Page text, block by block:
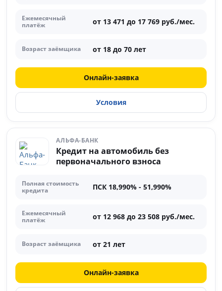
Ежемесячный
платёж
от 13 471 до 17 769 руб./мес.
Возраст заёмщика от 18 до 70 лет
Онлайн-заявка
Условия
АЛЬФА-БАНК
Кредит на автомобиль без
первоначального взноса
Полная стоимость
кредита
ПСК 18,990% - 51,990%
Ежемесячный
платёж
от 12 968 до 23 508 руб./мес.
Возраст заёмщика от 21 лет
Онлайн-заявка